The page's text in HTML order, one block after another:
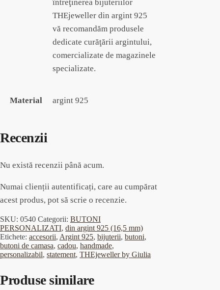
întreţinerea bijuteriilor
THEjeweller din argint 925
vă recomandăm produsele
dedicate curăţării argintului,
comercializate de magazinele
specializate.
Material argint 925
Recenzii
Nu există recenzii până acum.
Numai clienții autentificați, care au cumpărat
acest produs, pot să scrie o recenzie.
SKU: 0540 Categorii: BUTONI
PERSONALIZATI, din argint 925 (16,5 mm)
Etichete: accesorii, Argint 925, bijuterii, butoni,
butoni de camasa, cadou, handmade,
personalizabil, statement, THEjeweller by Giulia
Produse similare